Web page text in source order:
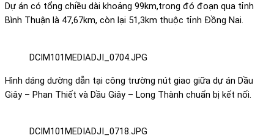
Dự án có tổng chiều dài khoảng 99km,trong đó đoạn qua tỉnh
Bình Thuận là 47,67km, còn lại 51,3km thuộc tỉnh Đồng Nai.
DCIM101MEDIADJI_0704.JPG
Hình dáng dường dẫn tại công trường nút giao giữa dự án Dầu
Giây – Phan Thiết và Dầu Giây – Long Thành chuẩn bị kết nối.
DCIM101MEDIADJI_0718.JPG